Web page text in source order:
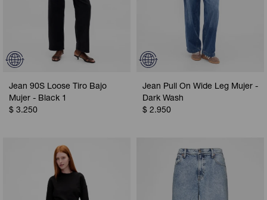
Jean 90S Loose Tiro Bajo
Mujer - Black 1
$ 3.250
Jean Pull On Wide Leg Mujer -
Dark Wash
$ 2.950